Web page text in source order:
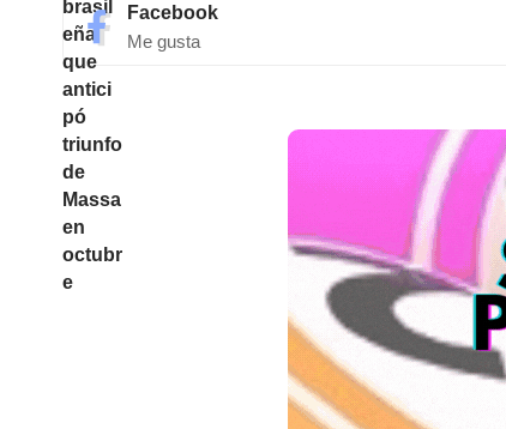
Facebook
Me gusta